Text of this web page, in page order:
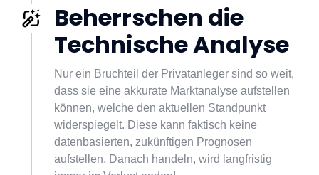
Beherrschen die
Technische Analyse
Nur ein Bruchteil der Privatanleger sind so weit,
dass sie eine akkurate Marktanalyse aufstellen
können, welche den aktuellen Standpunkt
widerspiegelt. Diese kann faktisch keine
datenbasierten, zukünftigen Prognosen
aufstellen. Danach handeln, wird langfristig